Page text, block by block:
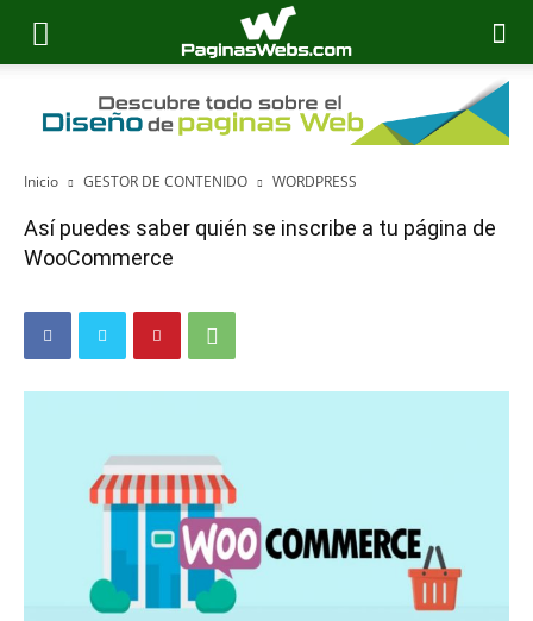
Inicio GESTOR DE CONTENIDO WORDPRESS
Así puedes saber quién se inscribe a tu página de
WooCommerce